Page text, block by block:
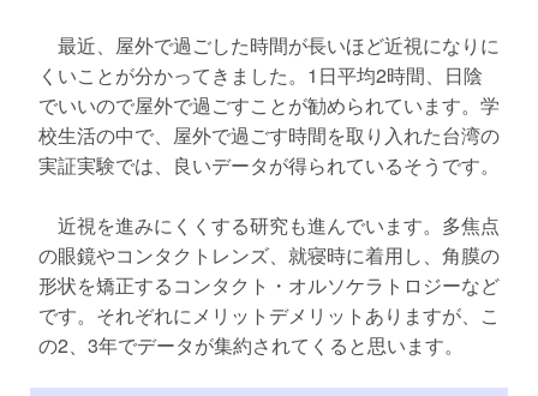
最近、屋外で過ごした時間が長いほど近視になりに
くいことが分かってきました。1日平均2時間、日陰
でいいので屋外で過ごすことが勧められています。学
校生活の中で、屋外で過ごす時間を取り入れた台湾の
実証実験では、良いデータが得られているそうです。
近視を進みにくくする研究も進んでいます。多焦点
の眼鏡やコンタクトレンズ、就寝時に着用し、角膜の
形状を矯正するコンタクト・オルソケラトロジーなど
です。それぞれにメリットデメリットありますが、こ
の2、3年でデータが集約されてくると思います。